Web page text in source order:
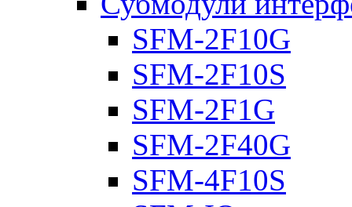
SFM-2F10G
SFM-2F10S
SFM-2F1G
SFM-2F40G
SFM-4F10S